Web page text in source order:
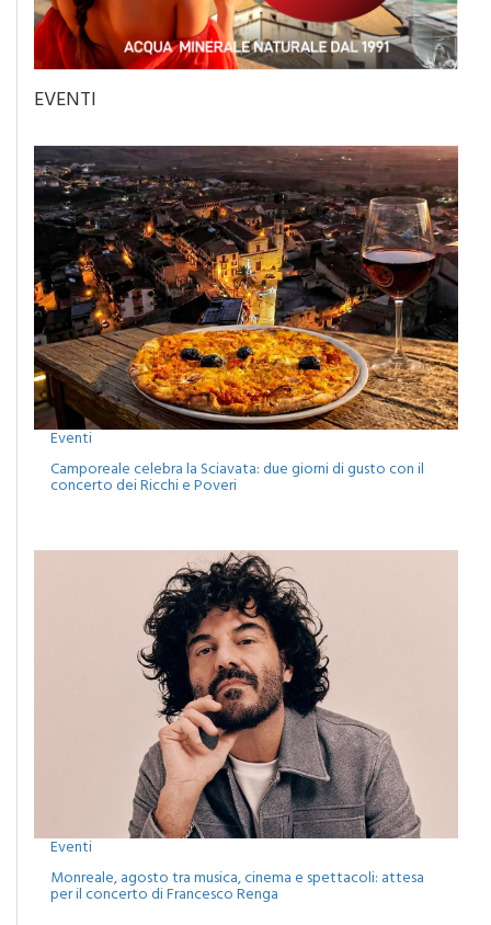
Eventi
Camporeale celebra la Sciavata: due giorni di gusto con il
Eventi
Monreale, agosto tra musica, cinema e spettacoli: attesa